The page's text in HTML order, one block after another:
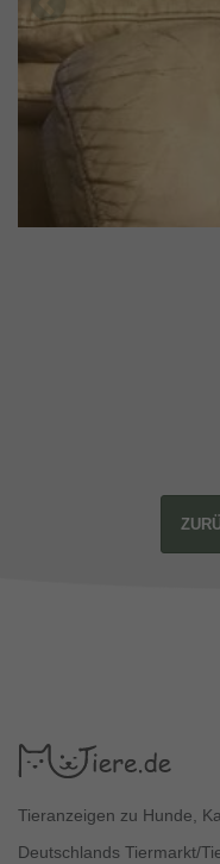
Tieranzeigen zu Hunde,
Deutschlands Tiermarkt/